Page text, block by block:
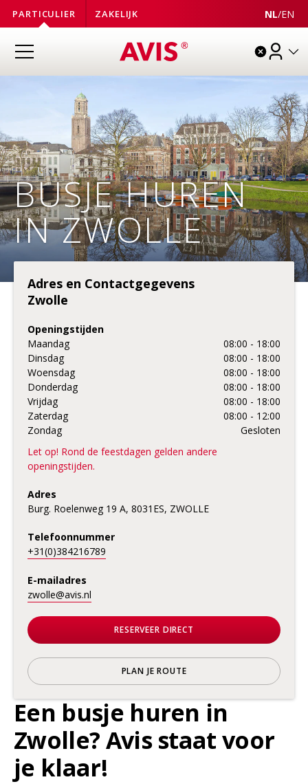
PARTICULIER ZAKELIJK NL/EN
BUSJE HUREN
IN ZWOLLE
Een busje huren in
Zwolle? Avis staat voor
je klaar!
Adres en Contactgegevens
Zwolle
Openingstijden
Maandag
08:00 - 18:00
Dinsdag
08:00 - 18:00
Woensdag
08:00 - 18:00
Donderdag
08:00 - 18:00
Vrijdag
08:00 - 18:00
Zaterdag
08:00 - 12:00
Zondag
Gesloten
Let op! Rond de feestdagen gelden andere
openingstijden.
Adres
Burg. Roelenweg 19 A, 8031ES, ZWOLLE
Telefoonnummer
+31(0)384216789
E-mailadres
zwolle@avis.nl
RESERVEER DIRECT
PLAN JE ROUTE